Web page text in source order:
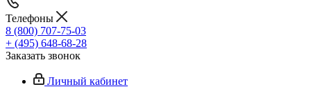
Телефоны
8 (800) 707-75-03
+ (495) 648-68-28
Заказать звонок
Личный кабинет